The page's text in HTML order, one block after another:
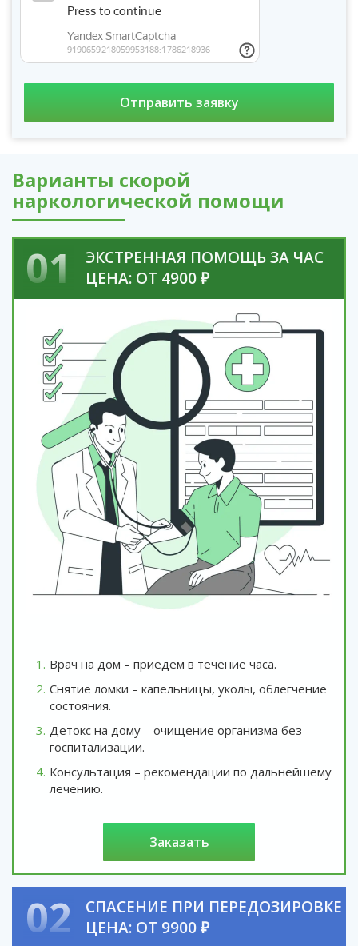
Варианты скорой
наркологической помощи
01
ЭКСТРЕННАЯ ПОМОЩЬ ЗА ЧАС
ЦЕНА: ОТ 4900 ₽
Врач на дом – приедем в течение часа.
Снятие ломки – капельницы, уколы, облегчение
состояния.
Детокс на дому – очищение организма без
госпитализации.
Консультация – рекомендации по дальнейшему
лечению.
заказать
02
СПАСЕНИЕ ПРИ ПЕРЕДОЗИРОВКЕ
ЦЕНА: ОТ 9900 ₽